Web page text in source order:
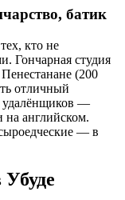
батик
кто не
Гончарная студия
(200
отличный
удалёнщиков —
на английском.
— в